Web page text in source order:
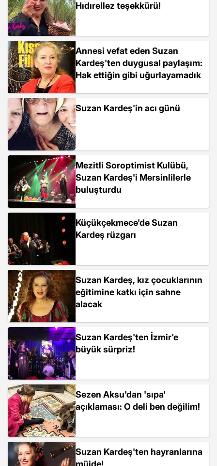
Hıdırellez teşekkürü!
Annesi vefat eden Suzan
Kardeş'ten duygusal paylaşım:
Hak ettiğin gibi uğurlayamadık
Suzan Kardeş'in acı günü
Mezitli Soroptimist Kulübü,
Suzan Kardeş'i Mersinlilerle
buluşturdu
Küçükçekmece'de Suzan
Kardeş rüzgarı
Suzan Kardeş, kız çocuklarının
eğitimine katkı için sahne
alacak
Suzan Kardeş'ten İzmir'e
büyük sürpriz!
Sezen Aksu'dan 'sıpa'
açıklaması: O deli ben değilim!
Suzan Kardeş'ten hayranlarına
müjde!